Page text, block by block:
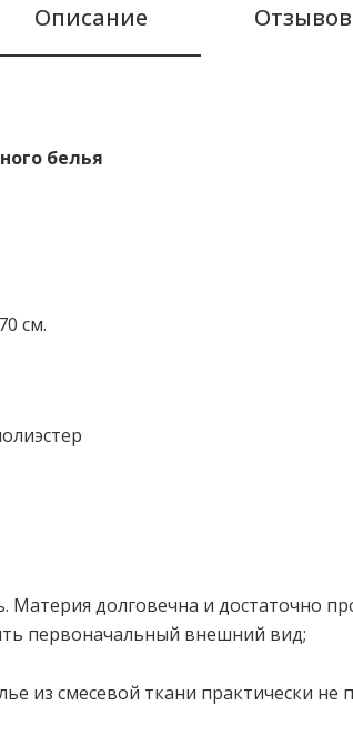
Описание Отзывов
белья
см.
Материя долговечна и достаточно
первоначальный внешний вид;
из смесевой ткани практически